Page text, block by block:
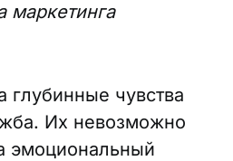
маркетинга
глубинные чувства
Их невозможно
эмоциональный